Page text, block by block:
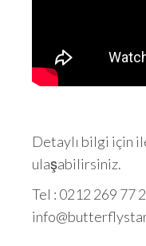
Detaylı bilgi için
ulaşabilirsiniz.
Tel : 0212 269 77